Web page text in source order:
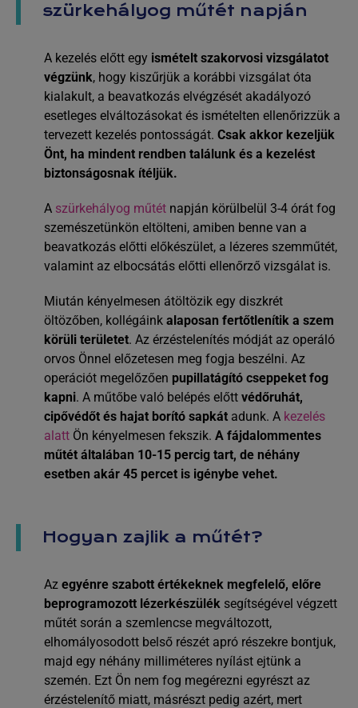
szürkehályog műtét napján
A kezelés előtt egy ismételt szakorvosi vizsgálatot
végzünk, hogy kiszűrjük a korábbi vizsgálat óta
kialakult, a beavatkozás elvégzését akadályozó
esetleges elváltozásokat és ismételten ellenőrizzük a
tervezett kezelés pontosságát. Csak akkor kezeljük
Önt, ha mindent rendben találunk és a kezelést
biztonságosnak ítéljük.
A szürkehályog műtét napján körülbelül 3-4 órát fog
szemészetünkön eltölteni, amiben benne van a
beavatkozás előtti előkészület, a lézeres szemműtét,
valamint az elbocsátás előtti ellenőrző vizsgálat is.
Miután kényelmesen átöltözik egy diszkrét
öltözőben, kollégáink alaposan fertőtlenítik a szem
körüli területet. Az érzéstelenítés módját az operáló
orvos Önnel előzetesen meg fogja beszélni. Az
operációt megelőzően pupillatágító cseppeket fog
kapni. A műtőbe való belépés előtt védőruhát,
cipővédőt és hajat borító sapkát adunk. A kezelés
alatt Ön kényelmesen fekszik. A fájdalommentes
műtét általában 10-15 percig tart, de néhány
esetben akár 45 percet is igénybe vehet.
Hogyan zajlik a műtét?
Az egyénre szabott értékeknek megfelelő, előre
beprogramozott lézerkészülék segítségével végzett
műtét során a szemlencse megváltozott,
elhomályosodott belső részét apró részekre bontjuk,
majd egy néhány milliméteres nyílást ejtünk a
szemén. Ezt Ön nem fog megérezni egyrészt az
érzéstelenítő miatt, másrészt pedig azért, mert